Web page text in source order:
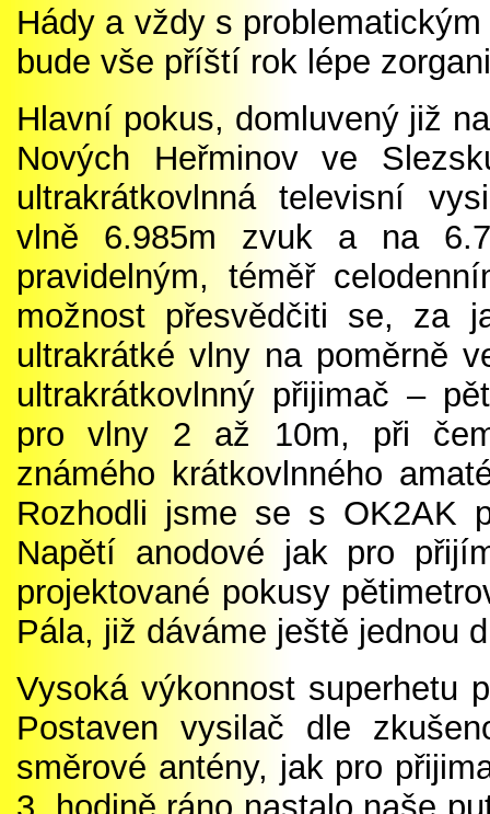
Hády a vždy s
bude vše příští rok lépe
Hlavní pokus, domluvený již
Nových Heřminov ve
ultrakrátkovlnná televisní
vlně 6.985m zvuk a na
pravidelným, téměř
možnost přesvědčiti se, za
ultrakrátké vlny na poměrně
ultrakrátkovlnný přijimač –
pro vlny 2 až 10m, při
známého krátkovlnného
Rozhodli jsme se s OK2AK
Napětí anodové jak pro
projektované pokusy
Pála, již dáváme ještě jednou
Vysoká výkonnost superhetu
Postaven vysilač dle
směrové antény, jak pro